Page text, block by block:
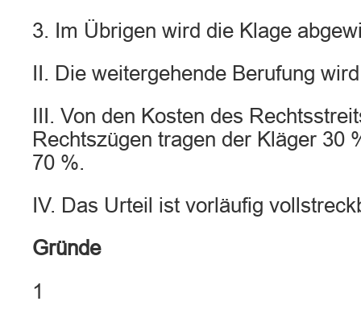
3. Im Übrigen wird die Klage
II. Die weitergehende Berufung
III. Von den Kosten des
Rechtszügen tragen der Kläger 30
70 %.
IV. Das Urteil ist vorläufig
Gründe
1